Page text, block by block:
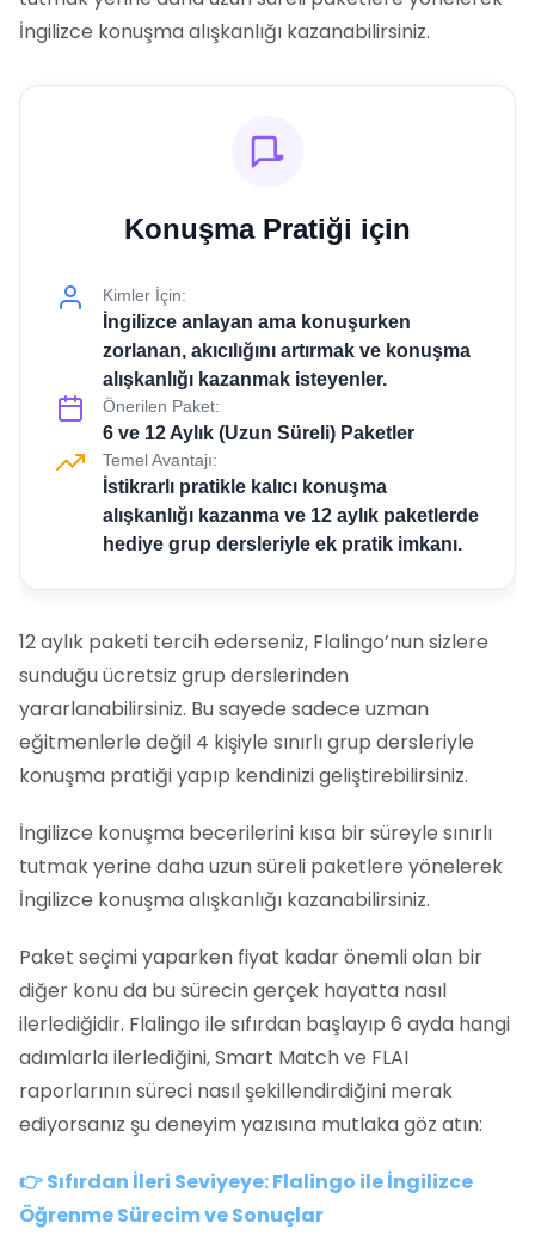
İngilizce konuşma alışkanlığı kazanabilirsiniz.
Konuşma Pratiği için
Kimler İçin:
İngilizce anlayan ama konuşurken
zorlanan, akıcılığını artırmak ve konuşma
alışkanlığı kazanmak isteyenler.
Önerilen Paket:
6 ve 12 Aylık (Uzun Süreli) Paketler
Temel Avantajı:
İstikrarlı pratikle kalıcı konuşma
alışkanlığı kazanma ve 12 aylık paketlerde
hediye grup dersleriyle ek pratik imkanı.
12 aylık paketi tercih ederseniz, Flalingo’nun sizlere
sunduğu ücretsiz grup derslerinden
yararlanabilirsiniz. Bu sayede sadece uzman
eğitmenlerle değil 4 kişiyle sınırlı grup dersleriyle
konuşma pratiği yapıp kendinizi geliştirebilirsiniz.
İngilizce konuşma becerilerini kısa bir süreyle sınırlı
tutmak yerine daha uzun süreli paketlere yönelerek
İngilizce konuşma alışkanlığı kazanabilirsiniz.
Paket seçimi yaparken fiyat kadar önemli olan bir
diğer konu da bu sürecin gerçek hayatta nasıl
ilerlediğidir. Flalingo ile sıfırdan başlayıp 6 ayda hangi
adımlarla ilerlediğini, Smart Match ve FLAI
raporlarının süreci nasıl şekillendirdiğini merak
ediyorsanız şu deneyim yazısına mutlaka göz atın:
👉 Sıfırdan İleri Seviyeye: Flalingo ile İngilizce
Öğrenme Sürecim ve Sonuçlar